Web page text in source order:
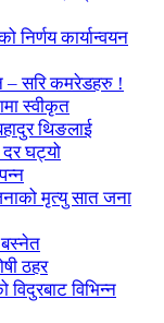
कार्यान्वयन
– सरि कमरेडहरु !
स्वीकृत
थिङलाई
घट्यो
मृत्यु सात जना
बस्नेत
ठहर
विभिन्न